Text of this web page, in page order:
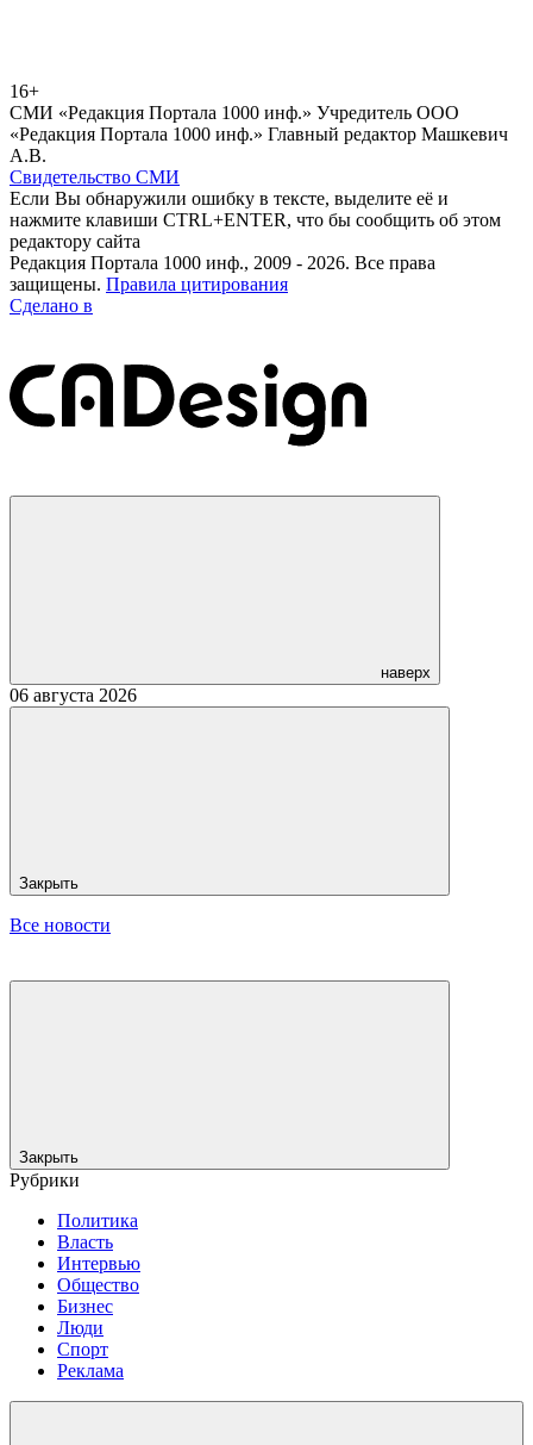
16+
СМИ «Редакция Портала 1000 инф.» Учредитель ООО
«Редакция Портала 1000 инф.» Главный редактор Машкевич
А.В.
Свидетельство СМИ
Если Вы обнаружили ошибку в тексте, выделите её и
нажмите клавиши CTRL+ENTER, что бы сообщить об этом
редактору сайта
Редакция Портала 1000 инф., 2009 - 2026. Все права
защищены. Правила цитирования
Сделано в
наверх
06 августа 2026
Закрыть
Все новости
Закрыть
Рубрики
Политика
Власть
Интервью
Общество
Бизнес
Люди
Спорт
Реклама